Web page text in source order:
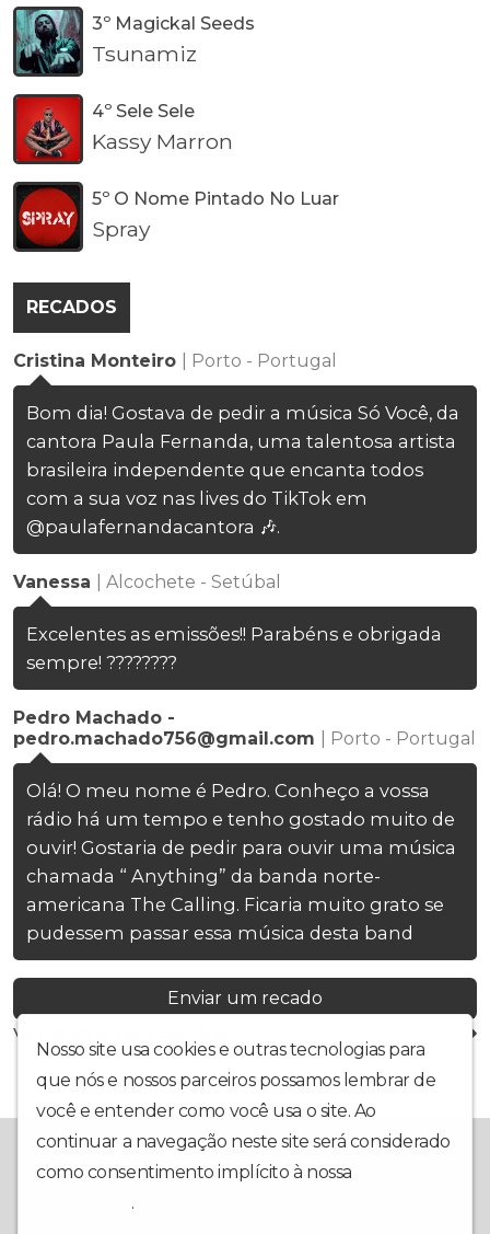
3º Magickal Seeds
Tsunamiz
4º Sele Sele
Kassy Marron
5º O Nome Pintado No Luar
Spray
RECADOS
Cristina Monteiro | Porto - Portugal
Bom dia! Gostava de pedir a música Só Você, da
cantora Paula Fernanda, uma talentosa artista
brasileira independente que encanta todos
com a sua voz nas lives do TikTok em
@paulafernandacantora 🎶.
Vanessa | Alcochete - Setúbal
Excelentes as emissões!! Parabéns e obrigada
sempre! ????????
Pedro Machado -
pedro.machado756@gmail.com
| Porto - Portugal
Olá! O meu nome é Pedro. Conheço a vossa
rádio há um tempo e tenho gostado muito de
ouvir! Gostaria de pedir para ouvir uma música
chamada “ Anything” da banda norte-
americana The Calling. Ficaria muito grato se
pudessem passar essa música desta band
Enviar um recado
Ver todos os recados
Nosso site usa cookies e outras tecnologias para
que nós e nossos parceiros possamos lembrar de
você e entender como você usa o site. Ao
continuar a navegação neste site será considerado
como consentimento implícito à nossa
.
Sinta-se em casa na nossa companhia! Pretendemos unir ainda
mais os povos e culturas da CPLP com programas falados em